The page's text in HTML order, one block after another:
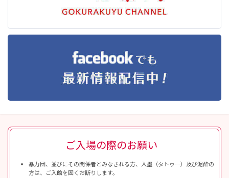
ご入場の際のお願い
暴力団、並びにその関係者とみなされる方、入墨（タトゥー）及び泥酔の
方は、ご入館を固くお断りします。